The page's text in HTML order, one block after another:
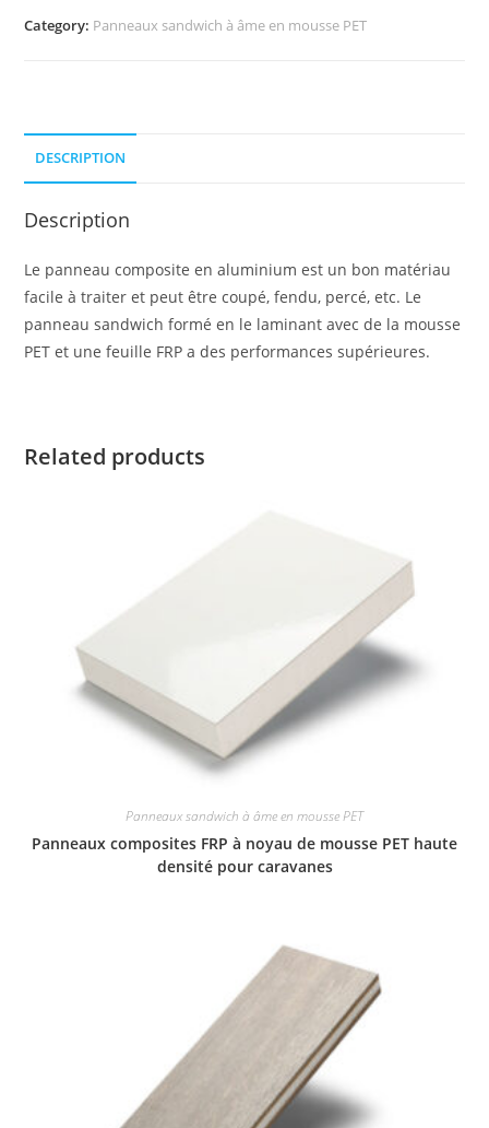
Category: Panneaux sandwich à âme en mousse PET
DESCRIPTION
Description
Le panneau composite en aluminium est un bon matériau
facile à traiter et peut être coupé, fendu, percé, etc. Le
panneau sandwich formé en le laminant avec de la mousse
PET et une feuille FRP a des performances supérieures.
Related products
Panneaux sandwich à âme en mousse PET
Panneaux composites FRP à noyau de mousse PET haute
densité pour caravanes